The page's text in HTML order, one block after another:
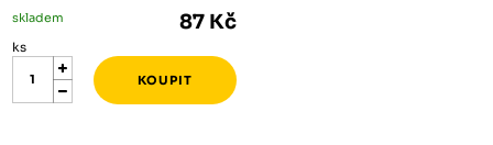
skladem 87 Kč
ks